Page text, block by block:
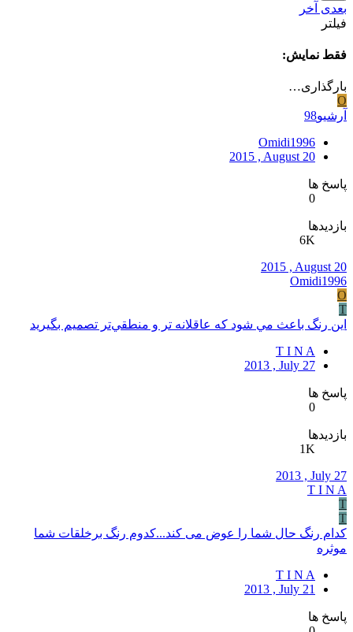
بعدی آخر
فیلتر
فقط نمایش:
بارگذاری…
O
آرشیو98
Omidi1996
2015 , August 20
پاسخ ها
0
بازدیدها
6K
2015 , August 20
Omidi1996
O
T
اين رنگ باعث مي شود که عاقلانه تر و منطقي‌تر تصميم بگيريد
T I N A
2013 , July 27
پاسخ ها
0
بازدیدها
1K
2013 , July 27
T I N A
T
T
کدام رنگ حال شما را عوض می کند...کدوم رنگ برخلقات شما
موثره
T I N A
2013 , July 21
پاسخ ها